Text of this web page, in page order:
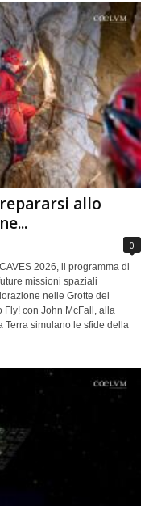
allo
0
2026, il programma di
missioni spaziali
nelle Grotte del
con John McFall, alla
Terra simulano le sfide della